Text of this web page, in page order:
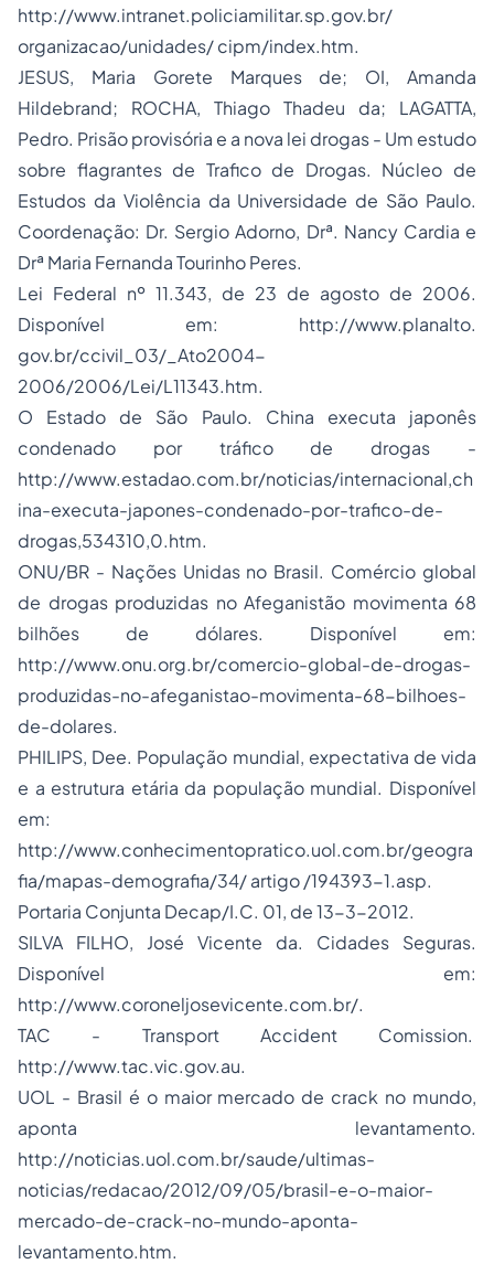
http://www.intranet.policiamilitar.sp.gov.br/
organizacao/unidades/ cipm/index.htm.
JESUS, Maria Gorete Marques de; OI, Amanda
Hildebrand; ROCHA, Thiago Thadeu da; LAGATTA,
Pedro. Prisão provisória e a nova lei drogas - Um estudo
sobre flagrantes de Trafico de Drogas. Núcleo de
Estudos da Violência da Universidade de São Paulo.
Coordenação: Dr. Sergio Adorno, Drª. Nancy Cardia e
Drª Maria Fernanda Tourinho Peres.
Lei Federal nº 11.343, de 23 de agosto de 2006.
Disponível em: http://www.planalto.
gov.br/ccivil_03/_Ato2004-
2006/2006/Lei/L11343.htm.
O Estado de São Paulo. China executa japonês
condenado por tráfico de drogas -
http://www.estadao.com.br/noticias/internacional,ch
ina-executa-japones-condenado-por-trafico-de-
drogas,534310,0.htm.
ONU/BR - Nações Unidas no Brasil. Comércio global
de drogas produzidas no Afeganistão movimenta 68
bilhões de dólares. Disponível em:
http://www.onu.org.br/comercio-global-de-drogas-
produzidas-no-afeganistao-movimenta-68-bilhoes-
de-dolares.
PHILIPS, Dee. População mundial, expectativa de vida
e a estrutura etária da população mundial. Disponível
em:
http://www.conhecimentopratico.uol.com.br/geogra
fia/mapas-demografia/34/ artigo /194393-1.asp.
Portaria Conjunta Decap/I.C. 01, de 13-3-2012.
SILVA FILHO, José Vicente da. Cidades Seguras.
Disponível em:
http://www.coroneljosevicente.com.br/.
TAC - Transport Accident Comission.
http://www.tac.vic.gov.au.
UOL - Brasil é o maior mercado de crack no mundo,
aponta levantamento.
http://noticias.uol.com.br/saude/ultimas-
noticias/redacao/2012/09/05/brasil-e-o-maior-
mercado-de-crack-no-mundo-aponta-
levantamento.htm.